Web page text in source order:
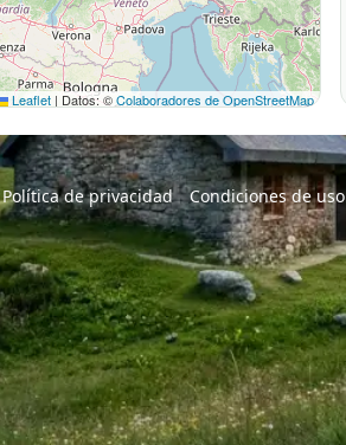
Leaflet | Datos: ©Colaboradores de OpenStreetMap
Política de privacidad Condiciones de uso